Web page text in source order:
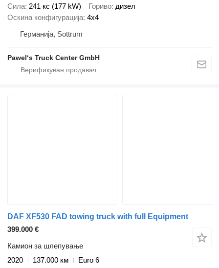
Сила 241 кс (177 kW) Гориво дизел
Оскина конфигурација 4x4
Германија, Sottrum
Pawel‘s Truck Center GmbH
DAF XF530 FAD towing truck with full Equipment
399.000 €
Камион за шлепување
2020
137.000 км
Euro 6